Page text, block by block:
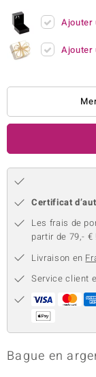
Collection
Ajouter
Ajouter
Certificat
Les frais de
partir de 79,- € !
Livraison en
Service client
Bague en